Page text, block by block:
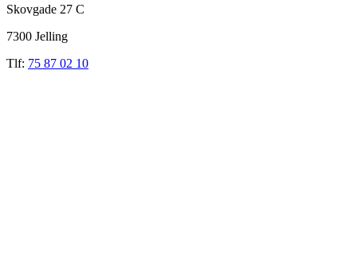
Skovgade 27 C
7300 Jelling
Tlf: 75 87 02 10